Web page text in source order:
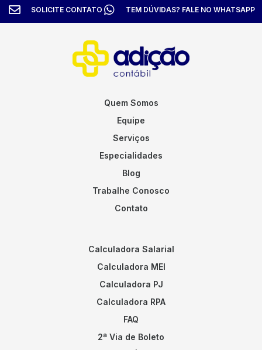
SOLICITE CONTATO TEM DÚVIDAS? FALE NO WHATSAPP
Quem Somos
Equipe
Serviços
Especialidades
Blog
Trabalhe Conosco
Contato
Calculadora Salarial
Calculadora MEI
Calculadora PJ
Calculadora RPA
FAQ
2ª Via de Boleto